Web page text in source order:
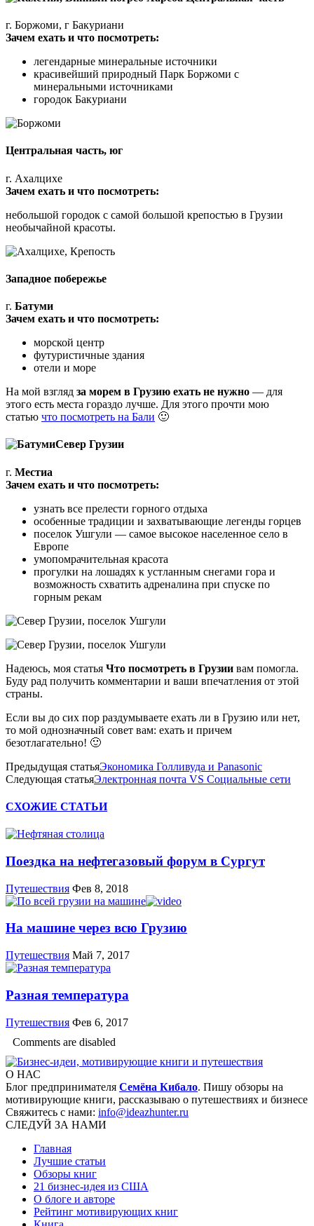
г. Боржоми, г Бакуриани
Зачем ехать и что посмотреть:
легендарные минеральные источники
красивейший природный Парк Боржоми с
минеральными источниками
городок Бакуриани
Центральная часть, юг
г. Ахалцихе
Зачем ехать и что посмотреть:
небольшой городок с самой большой крепостью в Грузии
необычайной красоты.
Западное побережье
г. Батуми
Зачем ехать и что посмотреть:
морской центр
футуристичные здания
отели и море
На мой взгляд за морем в Грузию ехать не нужно — для
этого есть места гораздо лучше. Для этого прочти мою
статью что посмотреть на Бали 🙂
Север Грузии
г. Местиа
Зачем ехать и что посмотреть:
узнать все прелести горного отдыха
особенные традиции и захватывающие легенды горцев
поселок Ушгули — самое высокое населенное село в
Европе
умопомрачительная красота
прогулки на лошадях к устланным снегами гора и
возможность схватить адреналина при спуске по
горным рекам
Надеюсь, моя статья Что посмотреть в Грузии вам помогла.
Буду рад получить комментарии и ваши впечатления от этой
страны.
Если вы до сих пор раздумываете ехать ли в Грузию или нет,
то мой однозначный совет вам: ехать и причем
безотлагательно! 🙂
Предыдущая статьяЭкономика Голливуда и Panasonic
Следующая статьяЭлектронная почта VS Социальные сети
СХОЖИЕ СТАТЬИ
Поездка на нефтегазовый форум в Сургут
Путешествия Фев 8, 2018
На машине через всю Грузию
Путешествия Май 7, 2017
Разная температура
Путешествия Фев 6, 2017
Comments are disabled
О НАС
Блог предпринимателя Семёна Кибало. Пишу обзоры на
мотивирующие книги, рассказываю о путешествиях и бизнесе
Свяжитесь с нами: info@ideazhunter.ru
СЛЕДУЙ ЗА НАМИ
Главная
Лучшие статьи
Обзоры книг
21 бизнес-идея из США
О блоге и авторе
Рейтинг мотивирующих книг